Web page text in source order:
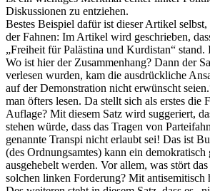
Diskussionen zu entziehen.
Bestes Beispiel dafür ist dieser Artikel
der Fahnen: Im Artikel wird geschrieben,
„Freiheit für Palästina und Kurdistan“ stand.
Wo ist hier der Zusammenhang? Dann der
verlesen wurden, kam die ausdrückliche
auf der Demonstration nicht erwünscht
man öfters lesen. Da stellt sich als erstes die
Auflage? Mit diesem Satz wird suggeriert,
stehen würde, dass das Tragen von
genannte Transpi nicht erlaubt sei! Das ist
(des Ordnungsamtes) kann ein
ausgehebelt werden. Vor allem, was stört
solchen linken Forderung? Mit antisemitisch